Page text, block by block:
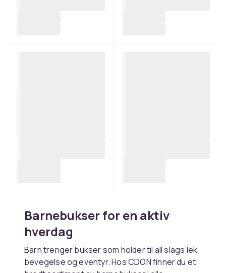
Barnebukser for en aktiv
hverdag
Barn trenger bukser som holder til all slags lek,
bevegelse og eventyr. Hos CDON finner du et